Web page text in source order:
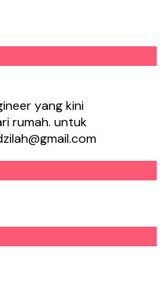
yang kini
rumah. untuk